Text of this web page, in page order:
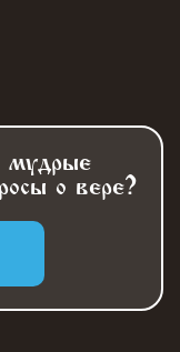
о вере?